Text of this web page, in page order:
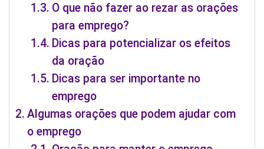
O que não fazer ao rezar as orações
para emprego?
Dicas para potencializar os efeitos
da oração
Dicas para ser importante no
emprego
Algumas orações que podem ajudar com
o emprego